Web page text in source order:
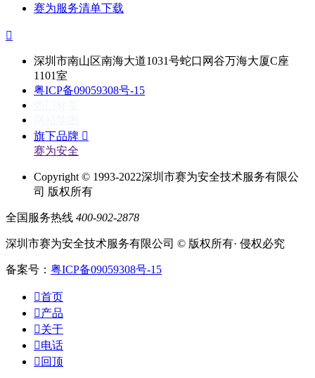
赛为服务清单下载

深圳市南山区南海大道1031号蛇口网谷万海大厦C座
1101室
粤ICP备09059308号-15
旗下品牌 
赛为安全
Copyright © 1993-2022深圳市赛为安全技术服务有限公
司 版权所有
全国服务热线 400-902-2878
深圳市赛为安全技术服务有限公司 © 版权所有· 侵权必究
备案号： 粤ICP备09059308号-15
首页
产品
关于
电话
 回顶